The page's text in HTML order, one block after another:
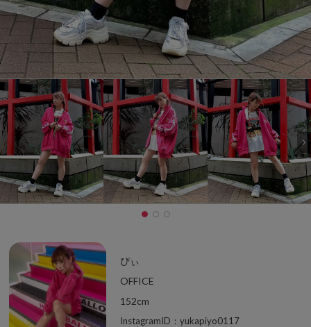
ぴぃ
OFFICE
152cm
InstagramID：yukapiyo0117